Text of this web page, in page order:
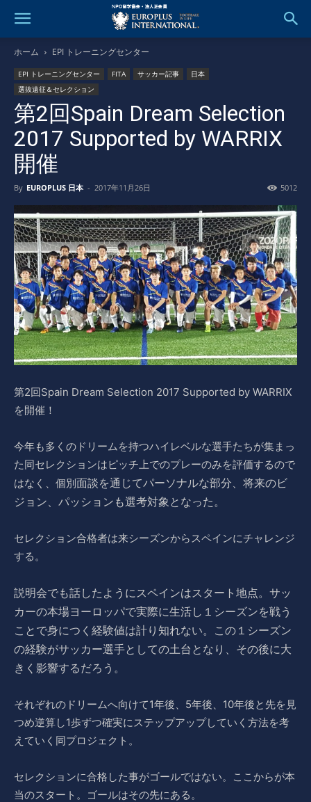
ホーム EPI トレーニングセンター
EPI トレーニングセンター FITA サッカー記事
日本
選抜遠征＆セレクション
第2回Spain Dream Selection
2017 Supported by WARRIX
開催
By EUROPLUS 日本 - 2017年11月26日 5012
第2回Spain Dream Selection 2017 Supported by WARRIX
を開催！
今年も多くのドリームを持つハイレベルな選手たちが集まっ
た同セレクションはピッチ上でのプレーのみを評価するので
はなく、個別面談を通じてパーソナルな部分、将来のビ
ジョン、パッションも選考対象となった。
セレクション合格者は来シーズンからスペインにチャレンジ
する。
説明会でも話したようにスペインはスタート地点。 サッ
カーの本場ヨーロッパで実際に生活し１シーズンを戦う
ことで身につく経験値は計り知れない。 この１シーズン
の経験がサッカー選手としての土台となり、その後に大
きく影響するだろう。
それぞれのドリームへ向けて1年後、5年後、10年後と先を見
つめ逆算し1歩ずつ確実にステップアップしていく方法を考
えていく同プロジェクト。
セレクションに合格した事がゴールではない。ここからが本
当のスタート。ゴールはその先にある。